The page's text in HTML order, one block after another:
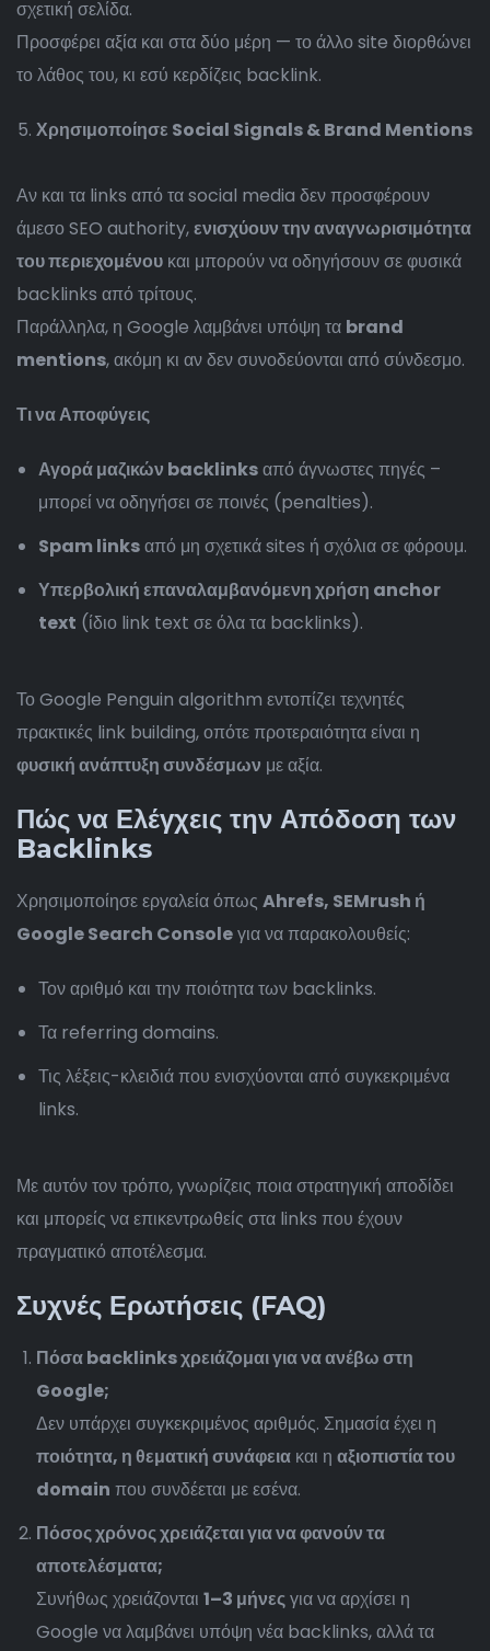
σχετική σελίδα.
Προσφέρει αξία και στα δύο μέρη — το άλλο site διορθώνει
το λάθος του, κι εσύ κερδίζεις backlink.
Χρησιμοποίησε Social Signals & Brand Mentions
Αν και τα links από τα social media δεν προσφέρουν
άμεσο SEO authority,ενισχύουν την αναγνωρισιμότητα
του περιεχομένου και μπορούν να οδηγήσουν σε φυσικά
backlinks από τρίτους.
Παράλληλα, η Google λαμβάνει υπόψη τα brand
mentions, ακόμη κι αν δεν συνοδεύονται από σύνδεσμο.
Τι να Αποφύγεις
Αγορά μαζικών backlinksαπό άγνωστες πηγές –
μπορεί να οδηγήσει σε ποινές (penalties).
Spam linksαπό μη σχετικά sites ή σχόλια σε φόρουμ.
Υπερβολική επαναλαμβανόμενη χρήση anchor
text (ίδιο link text σε όλα τα backlinks).
Το Google Penguin algorithm εντοπίζει τεχνητές
πρακτικές link building, οπότε προτεραιότητα είναι η
φυσική ανάπτυξη συνδέσμων με αξία.
Πώς να Ελέγχεις την Απόδοση των
Backlinks
Χρησιμοποίησε εργαλεία όπως Ahrefs, SEMrush ή
Google Search Consoleγια να παρακολουθείς:
Τον αριθμό και την ποιότητα των backlinks.
Τα referring domains.
Τις λέξεις-κλειδιά που ενισχύονται από συγκεκριμένα
links.
Με αυτόν τον τρόπο, γνωρίζεις ποια στρατηγική αποδίδει
και μπορείς να επικεντρωθείς στα links που έχουν
πραγματικό αποτέλεσμα.
Συχνές Ερωτήσεις (FAQ)
Πόσα backlinks χρειάζομαι για να ανέβω στη
Google;
Δεν υπάρχει συγκεκριμένος αριθμός. Σημασία έχει η
ποιότητα, η θεματική συνάφεια και η αξιοπιστία του
domain που συνδέεται με εσένα.
Πόσος χρόνος χρειάζεται για να φανούν τα
αποτελέσματα;
Συνήθως χρειάζονται 1–3 μήνεςγια να αρχίσει η
Google να λαμβάνει υπόψη νέα backlinks, αλλά τα